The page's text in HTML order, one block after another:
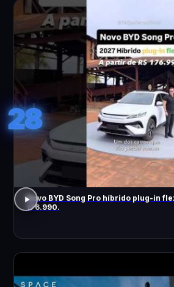
28
Novo BYD Song Pro híbrido plug-in
176.990.